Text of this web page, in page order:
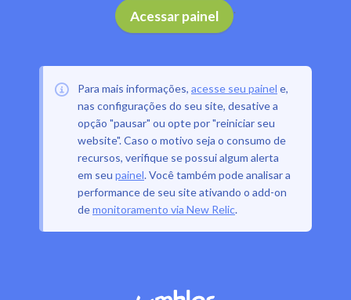
Acessar painel .
Para mais informações, acesse seu painel e,
nas configurações do seu site, desative a
opção "pausar" ou opte por "reiniciar seu
website". Caso o motivo seja o consumo de
recursos, verifique se possui algum alerta
em seu painel. Você também pode analisar a
performance de seu site ativando o add-on
demonitoramento via New Relic.